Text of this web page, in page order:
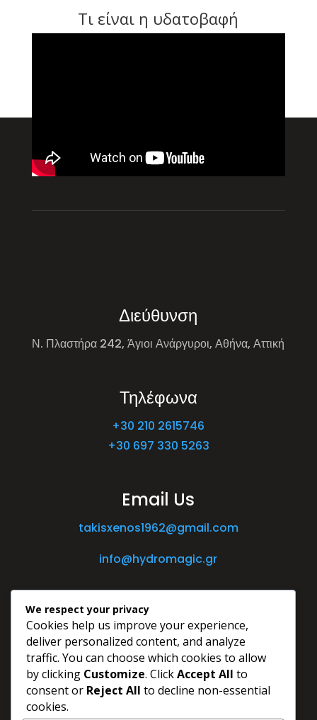
Τι είναι η υδατοβαφή
Διεύθυνση
Ν. Πλαστήρα 242, Άγιοι Ανάργυροι, Αθήνα, Αττική
Τηλέφωνα
+30 210 2615746
+30 697 330 5263
Email Us
takisxenos1962@gmail.com
info@hydromagic.gr
We respect your privacy
Cookies help us improve your experience,
deliver personalized content, and analyze
traffic. You can choose which cookies to allow
by clicking Customize. ClickAccept All to
consent or Reject All to decline non-essential
cookies.